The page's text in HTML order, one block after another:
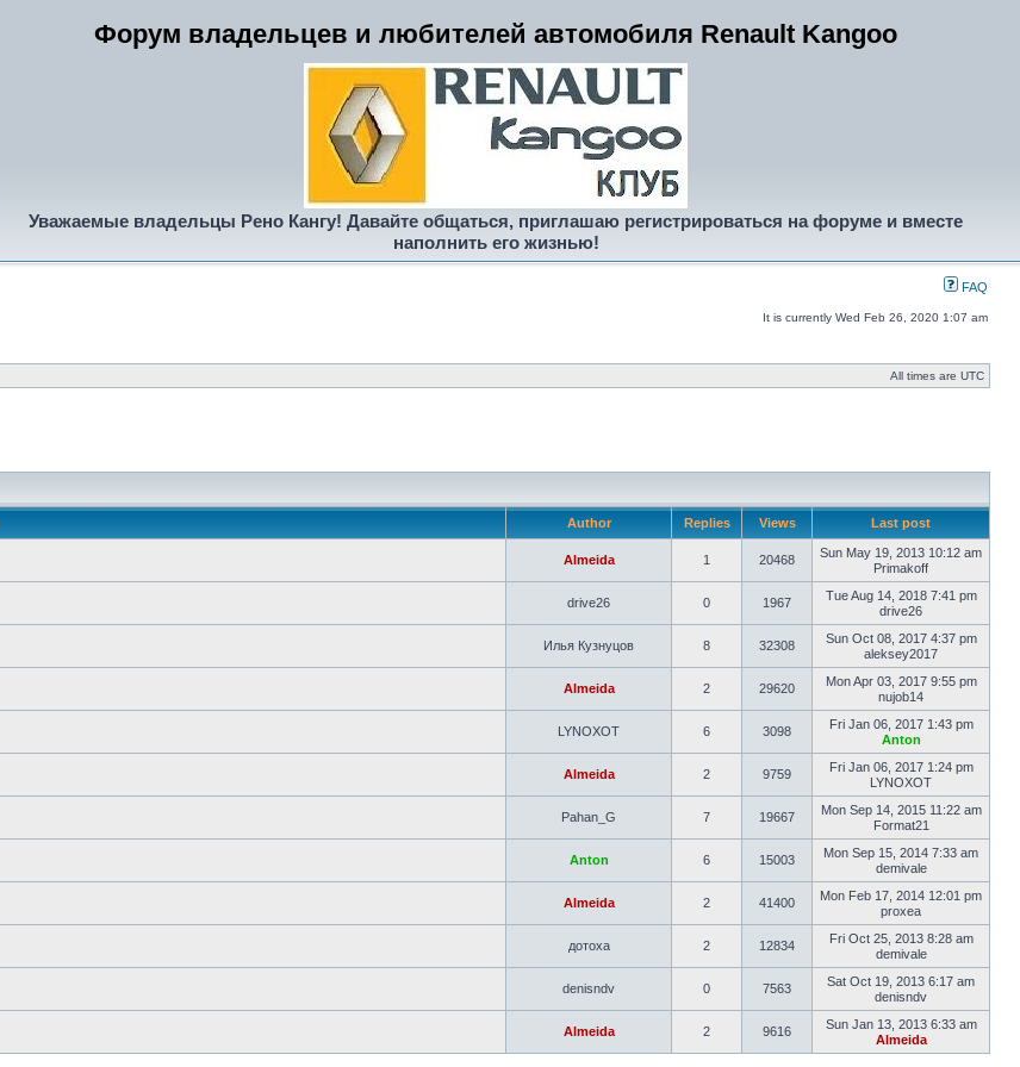
Форум владельцев и любителей автомобиля Renault Kangoo
Уважаемые владельцы Рено Кангу! Давайте общаться, приглашаю регистрироваться на форуме и вместе
наполнить его жизнью!
FAQ
It is currently Wed Feb 26, 2020 1:07 am
All times are UTC
Author Replies Views Last post
Almeida 1 20468
Sun May 19, 2013 10:12 am
Primakoff
drive26 0 1967
Tue Aug 14, 2018 7:41 pm
drive26
Илья Кузнуцов 8 32308
Sun Oct 08, 2017 4:37 pm
aleksey2017
Almeida 2 29620
Mon Apr 03, 2017 9:55 pm
nujob14
LYNOXOT 6 3098
Fri Jan 06, 2017 1:43 pm
Anton
Almeida 2 9759
Fri Jan 06, 2017 1:24 pm
LYNOXOT
Pahan_G 7 19667
Mon Sep 14, 2015 11:22 am
Format21
Anton 6 15003
Mon Sep 15, 2014 7:33 am
demivale
Almeida 2 41400
Mon Feb 17, 2014 12:01 pm
proxea
дотоха 2 12834
Fri Oct 25, 2013 8:28 am
demivale
denisndv 0 7563
Sat Oct 19, 2013 6:17 am
denisndv
Almeida 2 9616
Sun Jan 13, 2013 6:33 am
Almeida